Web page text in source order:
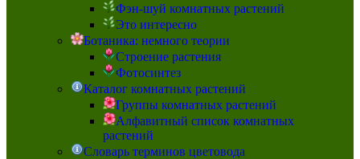
Фэн-шуй комнатных растений
Это интересно
Ботаника: немного теории
Строение растения
Фотосинтез
Каталог комнатных растений
Группы комнатных растений
Алфавитный список комнатных
растений
Словарь терминов цветовода